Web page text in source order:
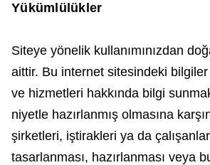
Yükümlülükler
Siteye yönelik kullanımınızdan
aittir. Bu internet sitesindeki
ve hizmetleri hakkında bilgi
niyetle hazırlanmış olmasına
şirketleri, iştirakleri ya da
tasarlanması, hazırlanması veya